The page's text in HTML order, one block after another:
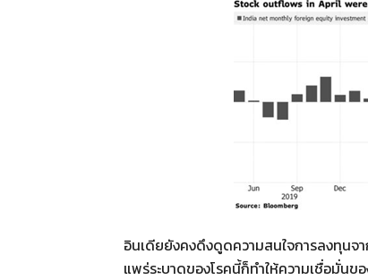
อินเดียยังคงดึงดูดความสนใจการลงทุนจ
แพร่ระบาดของโรคนี้ก็ทำให้ความเชื่อมั่น